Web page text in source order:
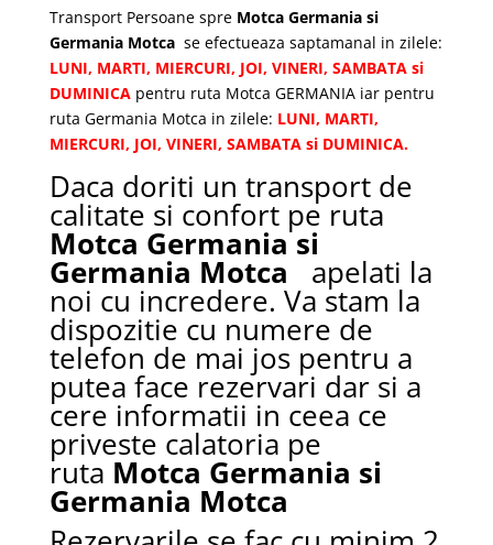
Transport Persoane spreMotca Germania si
Germania Motcase efectueaza saptamanal in zilele:
LUNI, MARTI, MIERCURI, JOI, VINERI, SAMBATA si
DUMINICApentru ruta Motca GERMANIA iar pentru
ruta Germania Motca in zilele: LUNI, MARTI,
MIERCURI, JOI, VINERI, SAMBATA si DUMINICA.
Daca doriti un transport de
calitate si confort pe ruta
Motca Germania si
Germania Motca apelati la
noi cu incredere. Va stam la
dispozitie cu numere de
telefon de mai jos pentru a
putea face rezervari dar si a
cere informatii in ceea ce
priveste calatoria pe
ruta Motca Germania si
Germania Motca